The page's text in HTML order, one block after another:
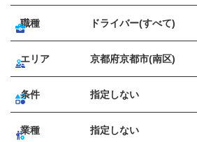
職種 ドライバー(すべて)
エリア 京都府京都市(南区)
条件 指定しない
業種 指定しない